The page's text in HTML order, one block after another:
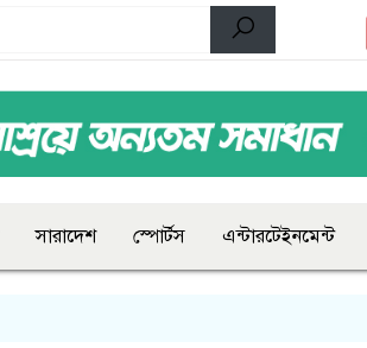
সারাদেশ স্পোর্টস এন্টারটেইনমেন্ট